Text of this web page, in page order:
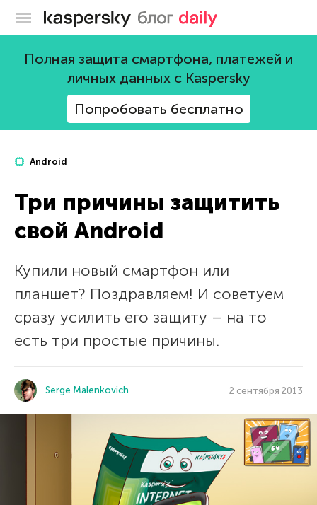
Блог Касперского
Полная защита смартфона, платежей и
личных данных с Kaspersky
Попробовать бесплатно
Android
Три причины защитить
свой Android
Купили новый смартфон или
планшет? Поздравляем! И советуем
сразу усилить его защиту – на то
есть три простые причины.
Serge Malenkovich 2 сентября 2013